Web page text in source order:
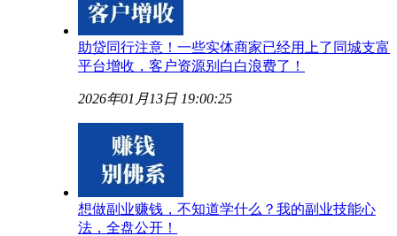
助贷同行注意！一些实体商家已经用上了同城支富
平台增收，客户资源别白白浪费了！
2026年01月13日 19:00:25
想做副业赚钱，不知道学什么？我的副业技能心
法，全盘公开！